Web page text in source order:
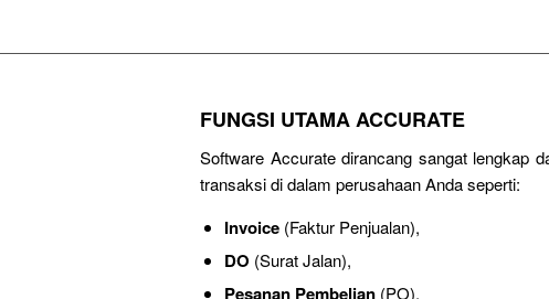
FUNGSI UTAMA ACCURATE
Software Accurate dirancang sangat lengkap
transaksi di dalam perusahaan Anda seperti:
Invoice (Faktur Penjualan),
DO (Surat Jalan),
Pesanan Pembelian (PO),